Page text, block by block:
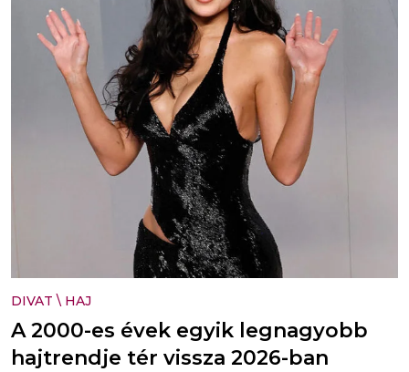
DIVAT \ HAJ
A 2000-es évek egyik legnagyobb
hajtrendje tér vissza 2026-ban